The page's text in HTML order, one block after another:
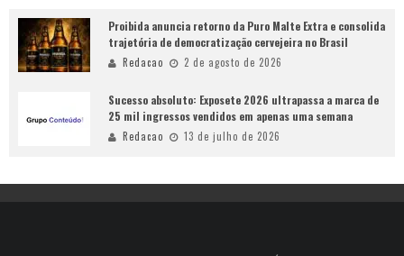
Proibida anuncia retorno da Puro Malte Extra e consolida
trajetória de democratização cervejeira no Brasil
Redacao 2 de agosto de 2026
Sucesso absoluto: Exposete 2026 ultrapassa a marca de
25 mil ingressos vendidos em apenas uma semana
Redacao 13 de julho de 2026